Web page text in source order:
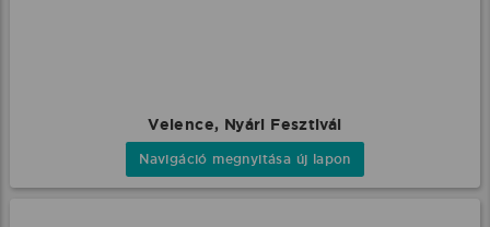
Velence, Nyári Fesztivál
Navigáció megnyitása új lapon